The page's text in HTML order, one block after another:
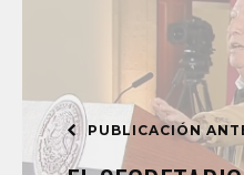
PUBLICACIÓN